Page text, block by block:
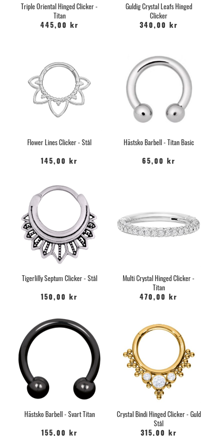
Triple Oriental Hinged Clicker -
Titan
445,00 kr
Guldig Crystal Leafs Hinged
Clicker
340,00 kr
Flower Lines Clicker - Stål
145,00 kr
Hästsko Barbell - Titan Basic
65,00 kr
Tigerlilly Septum Clicker - Stål
150,00 kr
Multi Crystal Hinged Clicker -
Titan
470,00 kr
Hästsko Barbell - Svart Titan
155,00 kr
Crystal Bindi Hinged Clicker - Guld
Stål
315,00 kr